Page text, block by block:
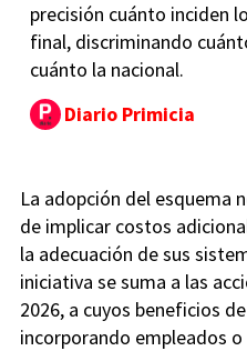
precisión cuánto inciden
final, discriminando
cuánto la nacional.
Diario Primicia
La adopción del esquema
de implicar costos
la adecuación de sus
iniciativa se suma a las
2026, a cuyos beneficios
incorporando empleados